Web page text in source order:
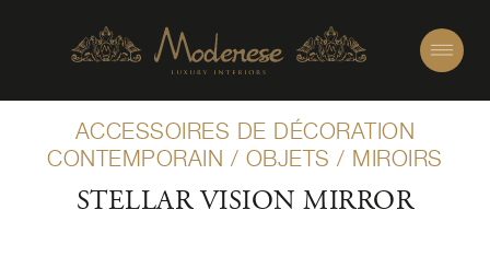
ACCESSOIRES DE DÉCORATION
CONTEMPORAIN / OBJETS / MIROIRS
STELLAR VISION MIRROR